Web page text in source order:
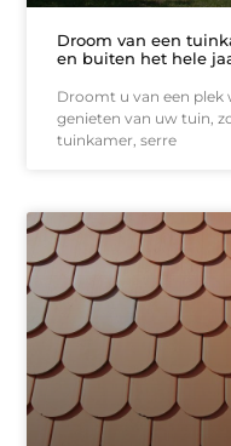
Droom van een
en buiten het hele
Droomt u van een plek
genieten van uw tuin,
tuinkamer, serre